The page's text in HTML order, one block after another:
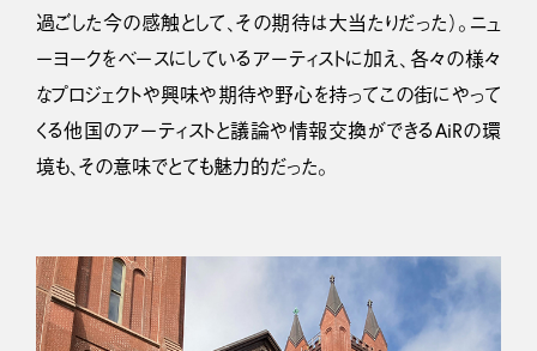
過ごした今の感触として、その期待は大当たりだった）。ニュ
ーヨークをベースにしているアーティストに加え、各々の様々
なプロジェクトや興味や期待や野心を持ってこの街にやって
くる他国のアーティストと議論や情報交換ができるAiRの環
境も、その意味でとても魅力的だった。